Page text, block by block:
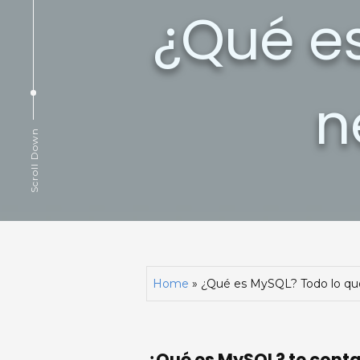
¿Qué
Scroll Down
Home » ¿Qué es MySQL? Todo lo